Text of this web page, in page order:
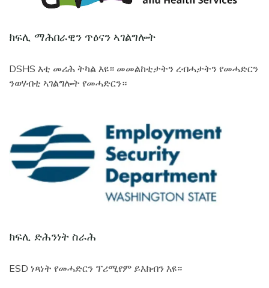
ክፍሊ ማሕበራዊን ጥዕናን ኣገልግሎት
DSHS እቲ መሪሕ ትካል እዩ። መመልከቲታትን ረብሓታትን የመሓድርን
ንወሃብቲ ኣገልግሎት የመሓድርን።
ክፍሊ ድሕንነት ስራሕ
ESD ነጻነት የመሓድርን ፕሪሚየም ይእክብን እዩ።